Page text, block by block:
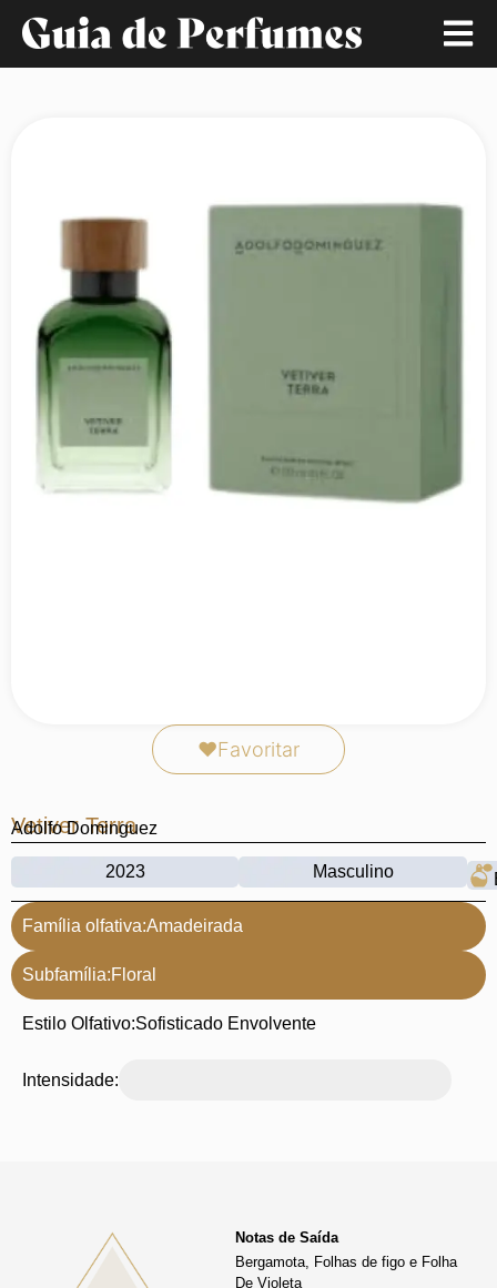
❤Favoritar
Vetiver Terra
Adolfo Dominguez
2023 Masculino
Família olfativa:Amadeirada
Subfamília:Floral
Estilo Olfativo:Sofisticado Envolvente
Intensidade:
Notas de Saída
Bergamota, Folhas de figo e Folha
De Violeta